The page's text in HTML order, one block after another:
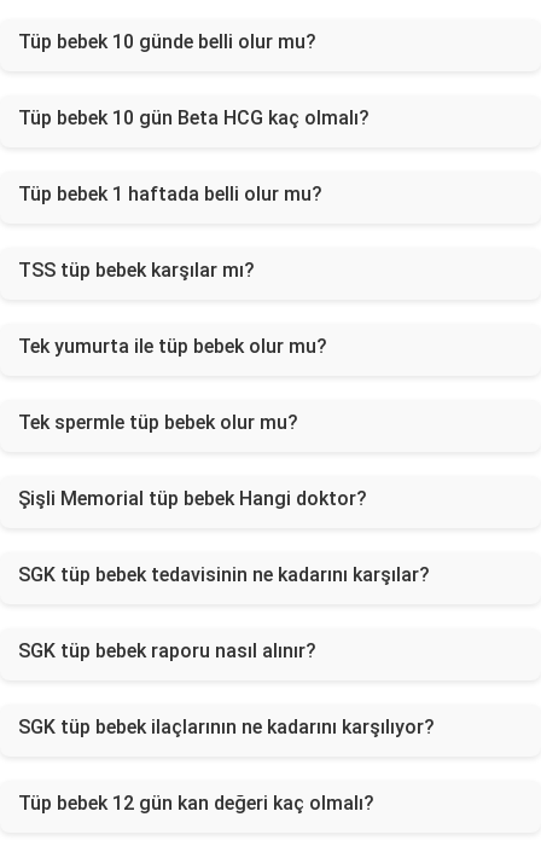
Tüp bebek 10 günde belli olur mu?
Tüp bebek 10 gün Beta HCG kaç olmalı?
Tüp bebek 1 haftada belli olur mu?
TSS tüp bebek karşılar mı?
Tek yumurta ile tüp bebek olur mu?
Tek spermle tüp bebek olur mu?
Şişli Memorial tüp bebek Hangi doktor?
SGK tüp bebek tedavisinin ne kadarını karşılar?
SGK tüp bebek raporu nasıl alınır?
SGK tüp bebek ilaçlarının ne kadarını karşılıyor?
Tüp bebek 12 gün kan değeri kaç olmalı?